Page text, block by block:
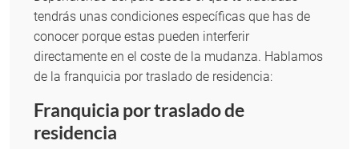
tendrás unas condiciones específicas que has de
conocer porque estas pueden interferir
directamente en el coste de la mudanza. Hablamos
de la franquicia por traslado de residencia:
Franquicia por traslado de
residencia